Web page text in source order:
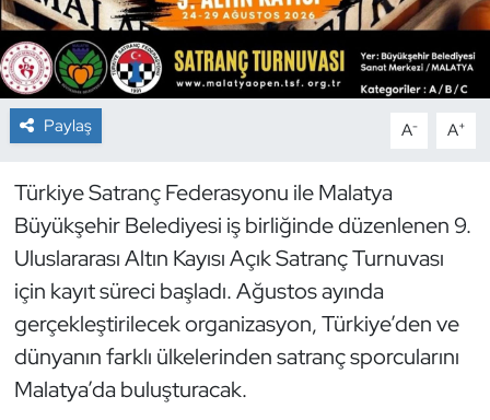
Paylaş A- A+
Türkiye Satranç Federasyonu ile Malatya
Büyükşehir Belediyesi iş birliğinde düzenlenen 9.
Uluslararası Altın Kayısı Açık Satranç Turnuvası
için kayıt süreci başladı. Ağustos ayında
gerçekleştirilecek organizasyon, Türkiye’den ve
dünyanın farklı ülkelerinden satranç sporcularını
Malatya’da buluşturacak.
Curling
Dağcılık
Dövüş Sanatı
E-Spor
Eskrim
Futbol